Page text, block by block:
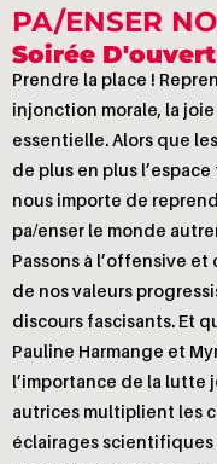
PA/ENSER
Soirée
Prendre la place !
injonction morale, la
essentielle. Alors que
de plus en plus
nous importe de
pa/enser le monde
Passons à l’offensive
de nos valeurs
discours fascisants. Et
Pauline Harmange et
l’importance de la lutte
autrices multiplient les
éclairages scientifiques